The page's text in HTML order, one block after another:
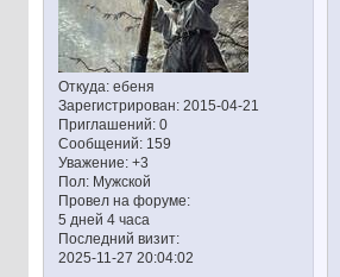
Откуда:ебеня
Зарегистрирован: 2015-04-21
Приглашений:0
Сообщений:159
Уважение: +3
Пол:Мужской
Провел на форуме:
5 дней 4 часа
Последний визит:
2025-11-27 20:04:02